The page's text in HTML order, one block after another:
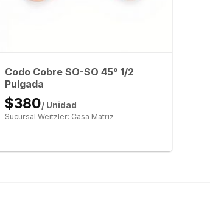
Codo Cobre SO-SO 45° 1/2
Pulgada
$380/ Unidad
Sucursal Weitzler: Casa Matriz